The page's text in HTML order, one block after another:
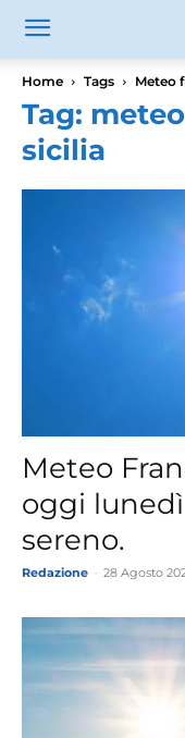
Home Tags Meteo
Tag:
sicilia
Meteo
oggi
sereno.
Redazione 28 Agosto